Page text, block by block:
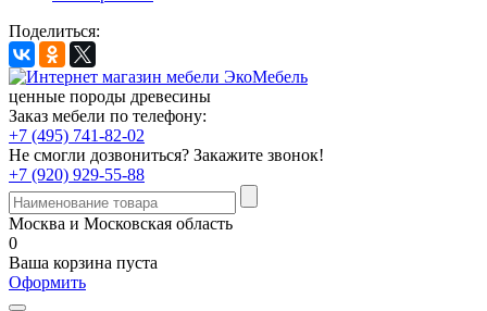
Поделиться:
ценные породы древесины
Заказ мебели по телефону:
+7 (495) 741-82-02
Не смогли дозвониться? Закажите звонок!
+7 (920) 929-55-88
Москва и Московская область
0
Ваша корзина пуста
Оформить